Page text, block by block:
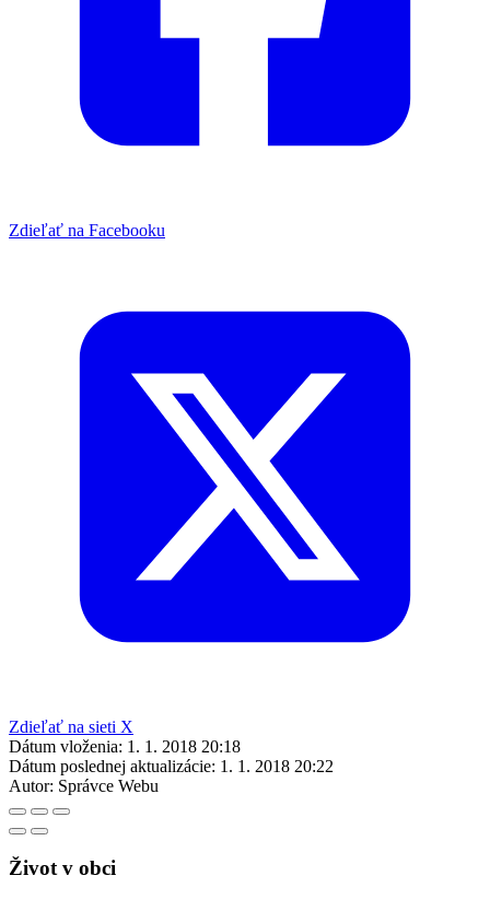
Zdieľať na Facebooku
Zdieľať na sieti X
Dátum vloženia: 1. 1. 2018 20:18
Dátum poslednej aktualizácie: 1. 1. 2018 20:22
Autor: Správce Webu
Život v obci